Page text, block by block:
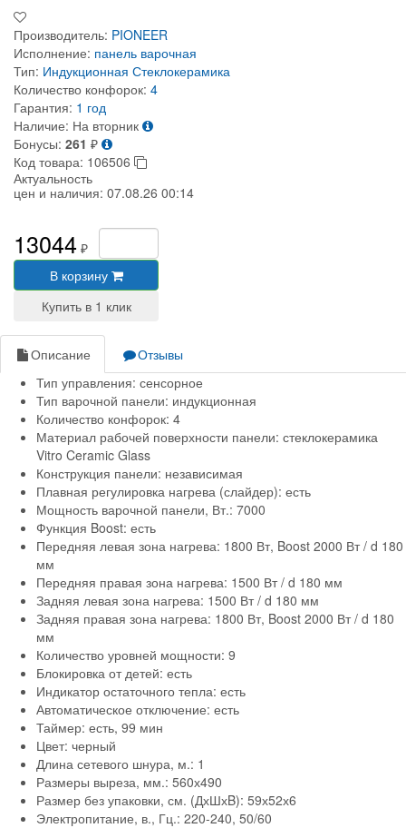
Производитель: PIONEER
Исполнение: панель варочная
Тип: Индукционная Стеклокерамика
Количество конфорок: 4
Гарантия: 1 год
Наличие: На вторник
Бонусы: 261 ₽
Код товара: 106506
Актуальность
цен и наличия: 07.08.26 00:14
13044 ₽
В корзину
Описание
Отзывы
Тип управления: сенсорное
Тип варочной панели: индукционная
Количество конфорок: 4
Материал рабочей поверхности панели: стеклокерамика
Vitro Ceramic Glass
Конструкция панели: независимая
Плавная регулировка нагрева (слайдер): есть
Мощность варочной панели, Вт.: 7000
Функция Boost: есть
Передняя левая зона нагрева: 1800 Вт, Boost 2000 Вт / d 180
мм
Передняя правая зона нагрева: 1500 Вт / d 180 мм
Задняя левая зона нагрева: 1500 Вт / d 180 мм
Задняя правая зона нагрева: 1800 Вт, Boost 2000 Вт / d 180
мм
Количество уровней мощности: 9
Блокировка от детей: есть
Индикатор остаточного тепла: есть
Автоматическое отключение: есть
Таймер: есть, 99 мин
Цвет: черный
Длина сетевого шнура, м.: 1
Размеры выреза, мм.: 560х490
Размер без упаковки, см. (ДхШхB): 59х52х6
Электропитание, в., Гц.: 220-240, 50/60